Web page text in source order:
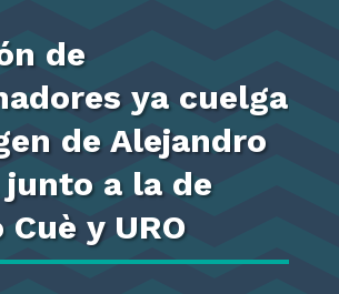
de
ya cuelga
de Alejandro
a la de
Cuè y URO